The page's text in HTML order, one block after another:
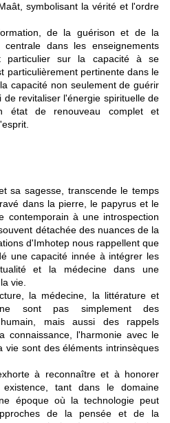
symbolisant la vérité et l'ordre
de la guérison et de la
dans les enseignements
particulier sur la capacité à se
particulièrement pertinente dans le
capacité non seulement de guérir
de revitaliser l'énergie spirituelle de
état de renouveau complet et
sa sagesse, transcende le temps
dans la pierre, le papyrus et le
contemporain à une introspection
détachée des nuances de la
d'Imhotep nous rappellent que
une capacité innée à intégrer les
et la médecine dans une
vie.
la médecine, la littérature et
ne sont pas simplement des
mais aussi des rappels
connaissance, l'harmonie avec le
vie sont des éléments intrinsèques
à reconnaître et à honorer
tant dans le domaine
époque où la technologie peut
de la pensée et de la